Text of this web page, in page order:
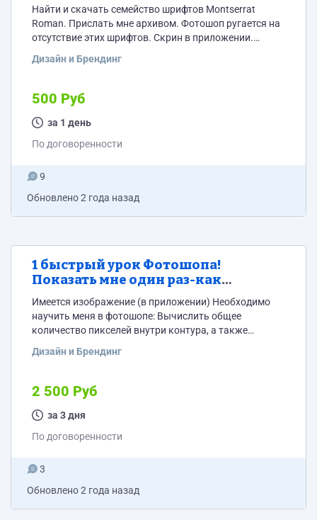
Найти и скачать семейство шрифтов Montserrat
Roman. Прислать мне архивом. Фотошоп ругается на
отсутствие этих шрифтов. Скрин в приложении.
нужно именно Monserrat Roman
Дизайн и Брендинг
500 Руб
за 1 день
По договоренности
9
Обновлено2 года назад
1 быстрый урок Фотошопа!
Показать мне один раз-как
вычислить количество пикселей
красного цвета на изображении.
Имеется изображение (в приложении) Необходимо
научить меня в фотошопе: Вычислить общее
количество пикселей внутри контура, а также
неважно в каких единицах вычислять содержимое
миллиметрах, в квадратных сантиметрах. Конечная
цель-вычислить площадь внутри контура, а также
всю площадь, которую занимает красный цвет. В
контура 123680 пикселей,...
Дизайн и Брендинг
2 500 Руб
за 3 дня
По договоренности
3
Обновлено2 года назад